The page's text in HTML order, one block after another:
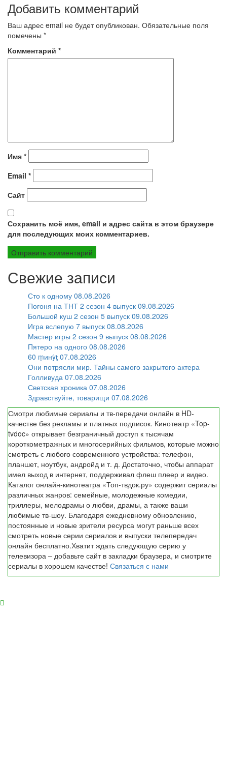
записям
Добавить комментарий
Ваш адрес email не будет опубликован. Обязательные поля
помечены *
Комментарий *
Имя *
Email *
Сайт
Сохранить моё имя, email и адрес сайта в этом браузере
для последующих моих комментариев.
Свежие записи
Сто к одному 08.08.2026
Погоня на ТНТ 2 сезон 4 выпуск 09.08.2026
Большой куш 2 сезон 5 выпуск 09.08.2026
Игра вслепую 7 выпуск 08.08.2026
Мастер игры 2 сезон 9 выпуск 08.08.2026
Пятеро на одного 08.08.2026
60 ṃинẏƫ 07.08.2026
Они потрясли мир. Тайны самого закрытого актера
Голливуда 07.08.2026
Светская хроника 07.08.2026
Здравствуйте, товарищи 07.08.2026
Смотри любимые сериалы и тв-передачи онлайн в HD-
качестве без рекламы и платных подписок. Кинотеатр «Top-
tvdoc» открывает безграничный доступ к тысячам
короткометражных и многосерийных фильмов, которые можно
смотреть с любого современного устройства: телефон,
планшет, ноутбук, андройд и т. д. Достаточно, чтобы аппарат
имел выход в интернет, поддерживал флеш плеер и видео.
Каталог онлайн-кинотеатра «Топ-твдок.ру» содержит сериалы
различных жанров: семейные, молодежные комедии,
триллеры, мелодрамы о любви, драмы, а также ваши
любимые тв-шоу. Благодаря ежедневному обновлению,
постоянные и новые зрители ресурса могут раньше всех
смотреть новые серии сериалов и выпуски телепередач
онлайн бесплатно.Хватит ждать следующую серию у
телевизора – добавьте сайт в закладки браузера, и смотрите
сериалы в хорошем качестве! Связаться с нами